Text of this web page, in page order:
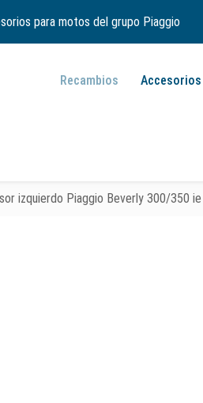
para motos del grupo Piaggio
Recambios Accesorios
izquierdo Piaggio Beverly 300/350 ie